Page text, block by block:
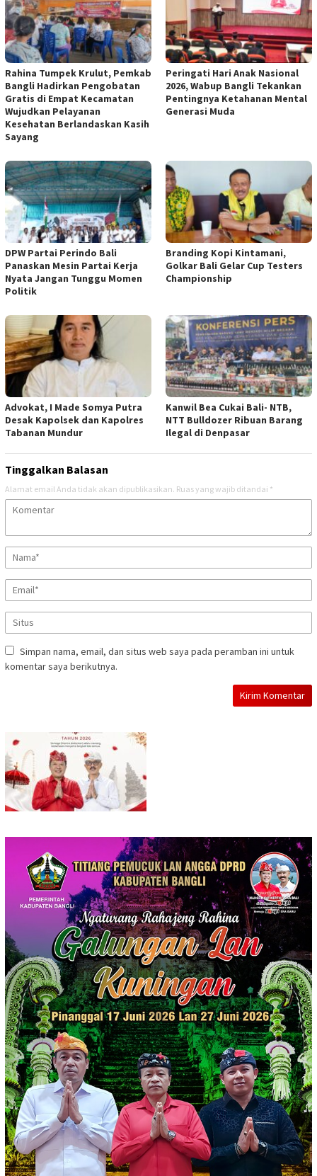
Rahina Tumpek Krulut, Pemkab
Bangli Hadirkan Pengobatan
Gratis di Empat Kecamatan
Wujudkan Pelayanan
Kesehatan Berlandaskan Kasih
Sayang
Peringati Hari Anak Nasional
2026, Wabup Bangli Tekankan
Pentingnya Ketahanan Mental
Generasi Muda
DPW Partai Perindo Bali
Panaskan Mesin Partai Kerja
Nyata Jangan Tunggu Momen
Politik
Branding Kopi Kintamani,
Golkar Bali Gelar Cup Testers
Championship
Advokat, I Made Somya Putra
Desak Kapolsek dan Kapolres
Tabanan Mundur
Kanwil Bea Cukai Bali- NTB,
NTT Bulldozer Ribuan Barang
Ilegal di Denpasar
Tinggalkan Balasan
Alamat email Anda tidak akan dipublikasikan. Ruas yang wajib ditandai *
Simpan nama, email, dan situs web saya pada peramban ini untuk
komentar saya berikutnya.